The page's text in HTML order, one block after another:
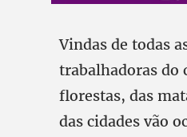
Vindas de todas
trabalhadoras do
florestas, das
das cidades vão